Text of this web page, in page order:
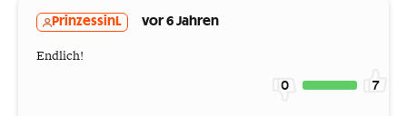
PrinzessinL vor 6 Jahren
Endlich!
0 7